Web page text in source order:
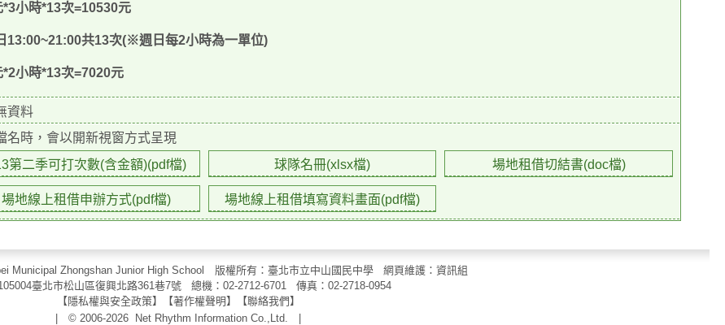
*3小時*13次=10530元
13:00~21:00共13次(※週日每2小時為一單位)
*2小時*13次=7020元
資料
名時，會以開新視窗方式呈現
第二季可打次數(含金額)(pdf檔)
球隊名冊(xlsx檔) 場地租借切結書(doc檔)
場地線上租借申辦方式(pdf檔) 場地線上租借填寫資料畫面(pdf檔)
Municipal Zhongshan Junior High School 版權所有：臺北市立中山國民中學 網頁維護：資訊組
臺北市松山區復興北路361巷7號 總機：02-2712-6701 傳真： 02-2718-0954
【隱私權與安全政策】【著作權聲明 】 【聯絡我們 】
| © 2006-2026
Net Rhythm Information Co.,Ltd.